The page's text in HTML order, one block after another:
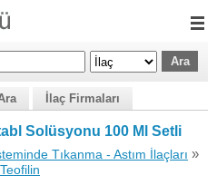
İlaç Firmaları
Solüsyonu 100 Ml Setli
Tıkanma - Astım İlaçları »
Teofilin